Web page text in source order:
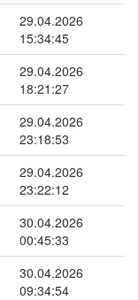
29.04.2026
15:34:45
29.04.2026
18:21:27
29.04.2026
23:18:53
29.04.2026
23:22:12
30.04.2026
00:45:33
30.04.2026
09:34:54